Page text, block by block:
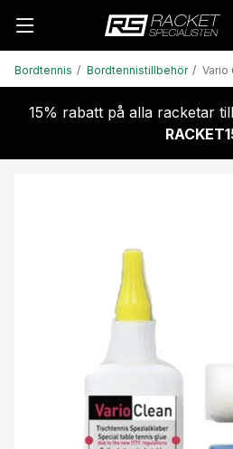
Bordtennis Bordtennistillbehör Vario
15% rabatt på alla racketar